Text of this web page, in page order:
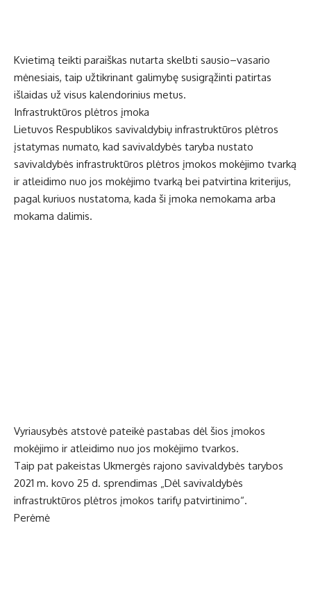
Kvietimą teikti paraiškas nutarta skelbti sausio–vasario
mėnesiais, taip užtikrinant galimybę susigrąžinti patirtas
išlaidas už visus kalendorinius metus.
Infrastruktūros plėtros įmoka
Lietuvos Respublikos savivaldybių infrastruktūros plėtros
įstatymas numato, kad savivaldybės taryba nustato
savivaldybės infrastruktūros plėtros įmokos mokėjimo tvarką
ir atleidimo nuo jos mokėjimo tvarką bei patvirtina kriterijus,
pagal kuriuos nustatoma, kada ši įmoka nemokama arba
mokama dalimis.
Vyriausybės atstovė pateikė pastabas dėl šios įmokos
mokėjimo ir atleidimo nuo jos mokėjimo tvarkos.
Taip pat pakeistas Ukmergės rajono savivaldybės tarybos
2021 m. kovo 25 d. sprendimas „Dėl savivaldybės
infrastruktūros plėtros įmokos tarifų patvirtinimo“.
Perėmė